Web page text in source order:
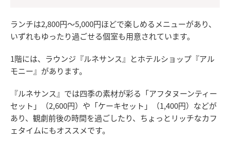
ランチは2,800円〜5,000円ほどで楽しめるメニューがあり、
いずれもゆったり過ごせる個室も用意されています。
1階には、ラウンジ『ルネサンス』とホテルショップ『アル
モニー』があります。
『ルネサンス』では四季の素材が彩る「アフタヌーンティー
セット」（2,600円）や「ケーキセット」（1,400円）などが
あり、観劇前後の時間を過ごしたり、ちょっとリッチなカフ
ェタイムにもオススメです。